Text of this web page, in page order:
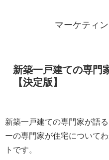
マーケティ
新築一戸建ての専門
【決定版】
新築一戸建ての専門家が語
ーの専門家が住宅について
トです。